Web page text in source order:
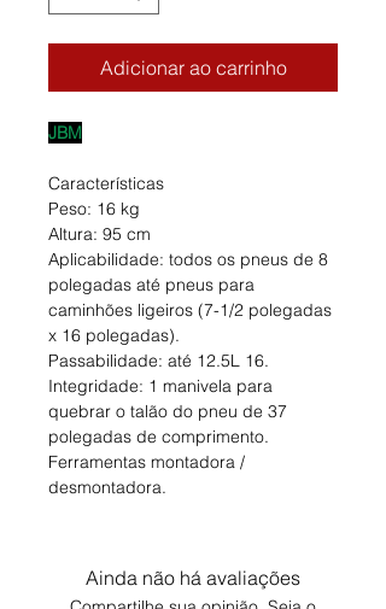
Adicionar ao carrinho
JBM
Características
Peso: 16 kg
Altura: 95 cm
Aplicabilidade: todos os pneus de 8
polegadas até pneus para
caminhões ligeiros (7-1/2 polegadas
x 16 polegadas).
Passabilidade: até 12.5L 16.
Integridade: 1 manivela para
quebrar o talão do pneu de 37
polegadas de comprimento.
Ferramentas montadora /
desmontadora.
Ainda não há avaliações